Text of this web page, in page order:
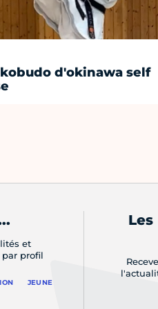
d'okinawa self
et
profil
JEUNE